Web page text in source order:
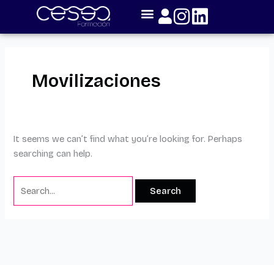
content
Movilizaciones
It seems we can’t find what you’re looking for. Perhaps
searching can help.
Search